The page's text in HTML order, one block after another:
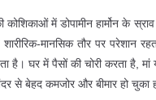
कोशिकाओं में डोपामीन हार्मोन के
शारीरिक-मानसिक तौर पर
है। घर में पैसों की चोरी करता है,
से बेहद कमजोर और बीमार हो चुका